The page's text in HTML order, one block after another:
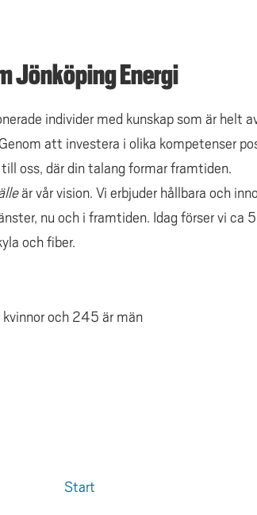
Jönköping Energi
individer med kunskap som är helt
att investera i olika kompetenser
oss, där din talang formar framtiden.
är vår vision. Vi erbjuder hållbara och
nu och i framtiden. Idag förser vi ca
och fiber.
och 245 är män
Start